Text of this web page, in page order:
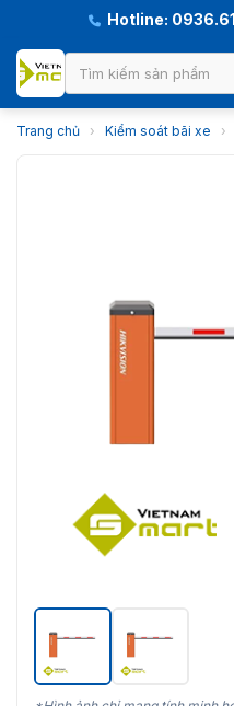
Hotline:
Trang chủ › Kiểm soát bãi xe ›